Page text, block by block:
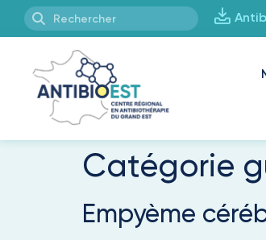
Catégorie
Empyème